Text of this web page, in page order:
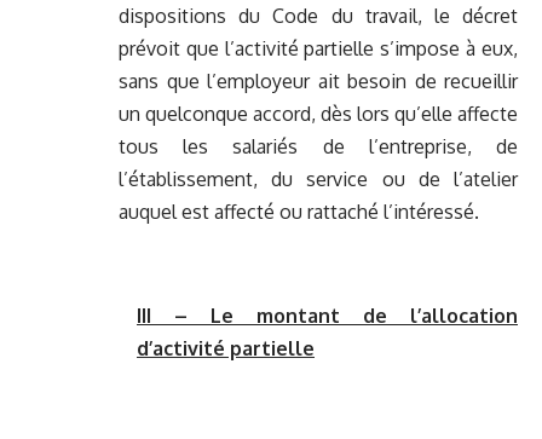
dispositions du Code du travail, le décret
prévoit que l’activité partielle s’impose à eux,
sans que l’employeur ait besoin de recueillir
un quelconque accord, dès lors qu’elle affecte
tous les salariés de l’entreprise, de
l’établissement, du service ou de l’atelier
auquel est affecté ou rattaché l’intéressé.
III – Le montant de l’allocation
d’activité partielle